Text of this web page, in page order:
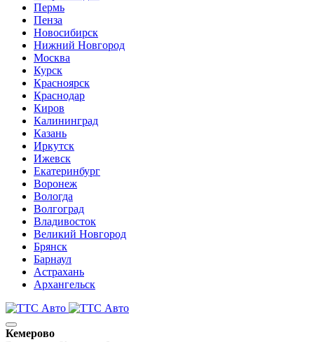
Пермь
Пенза
Новосибирск
Нижний Новгород
Москва
Курск
Красноярск
Краснодар
Киров
Калининград
Казань
Иркутск
Ижевск
Екатеринбург
Воронеж
Вологда
Волгоград
Владивосток
Великий Новгород
Брянск
Барнаул
Астрахань
Архангельск
Кемерово